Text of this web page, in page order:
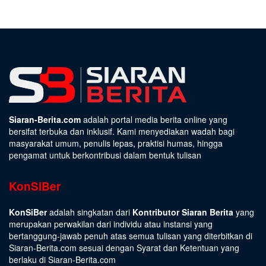
Siaran-Berita.com adalah portal media berita online yang
bersifat terbuka dan inklusif. Kami menyediakan wadah bagi
masyarakat umum, penulis lepas, praktisi humas, hingga
pengamat untuk berkontribusi dalam bentuk tulisan
KonSiBer
KonSiBeradalah singkatan dari Kontributor Siaran Berita yang
merupakan perwakilan dari individu atau instansi yang
bertanggung-jawab penuh atas semua tulisan yang diterbitkan di
Siaran-Berita.com sesuai dengan Syarat dan Ketentuan yang
berlaku di Siaran-Berita.com